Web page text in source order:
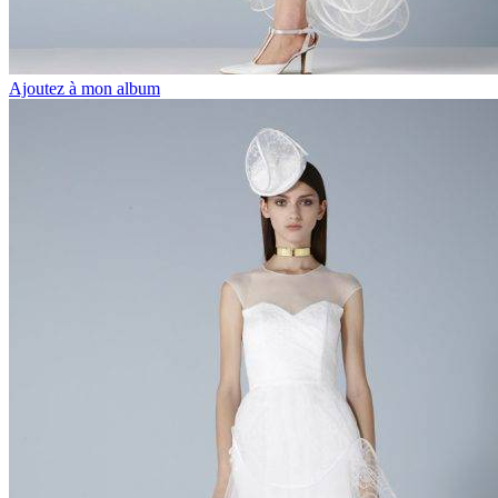
Ajoutez à mon album